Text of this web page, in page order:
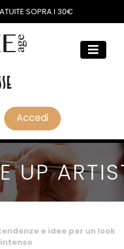
SOPRA I 30€
Accedi
UP
e idee per un look